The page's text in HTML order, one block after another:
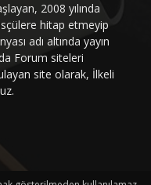
2008 yılında
hitap etmeyip
adı altında yayın
Forum siteleri
site olarak, İlkeli